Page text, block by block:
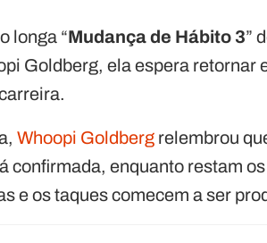
longa “Mudança de Hábito 3”
Goldberg, ela espera retornar
Whoopi Goldberg relembrou
confirmada, enquanto restam
e os taques comecem a ser